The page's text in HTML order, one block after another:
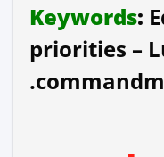
Keywords:
priorities –